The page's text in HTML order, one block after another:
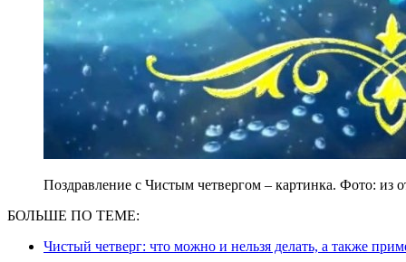
Поздравление с Чистым четвергом – картинка. Фото: из
БОЛЬШЕ ПО ТЕМЕ:
Чистый четверг: что можно и нельзя делать, а также